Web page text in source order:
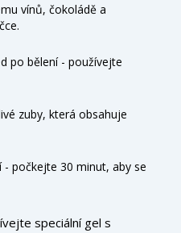
vínů, čokoládě a
po bělení - používejte
zuby, která obsahuje
počkejte 30 minut, aby se
speciální gel s